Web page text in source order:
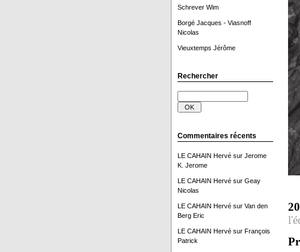
Schrever Wim
Borgé Jacques - Viasnoff
Nicolas
Vieuxtemps Jérôme
Rechercher
Commentaires récents
LE CAHAIN Hervésur Jerome
K. Jerome
LE CAHAIN Hervésur Geay
Nicolas
LE CAHAIN Hervésur Van den
Berg Eric
LE CAHAIN Hervésur François
Patrick